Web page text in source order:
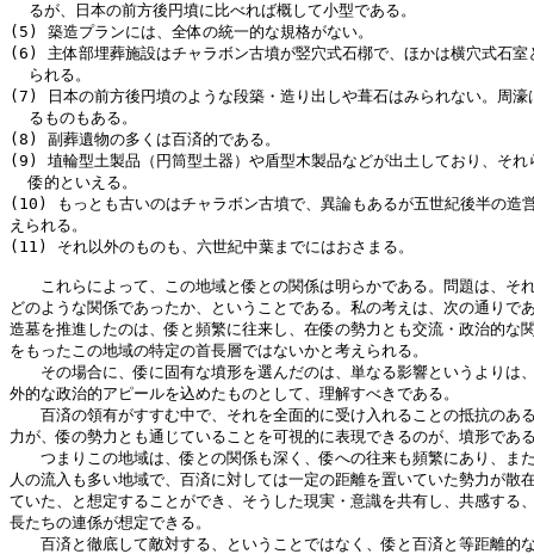
  るが、日本の前方後円墳に比べれば概して小型である。
(5) 築造プランには、全体の統一的な規格がない。
(6) 主体部埋葬施設はチャラボン古墳が竪穴式石槨で、ほかは横穴式石室
  られる。
(7) 日本の前方後円墳のような段築・造り出しや葺石はみられない。周濠
  るものもある。
(8) 副葬遺物の多くは百済的である。
(9) 埴輪型土製品（円筒型土器）や盾型木製品などが出土しており、それ
  倭的といえる。
(10) もっとも古いのはチャラボン古墳で、異論もあるが五世紀後半の造
えられる。
(11) それ以外のものも、六世紀中葉までにはおさまる。
これらによって、この地域と倭との関係は明らかである。問題は、そ
どのような関係であったか、ということである。私の考えは、次の通りで
造墓を推進したのは、倭と頻繁に往来し、在倭の勢力とも交流・政治的な
をもったこの地域の特定の首長層ではないかと考えられる。
その場合に、倭に固有な墳形を選んだのは、単なる影響というよりは
外的な政治的アピールを込めたものとして、理解すべきである。
百済の領有がすすむ中で、それを全面的に受け入れることの抵抗のあ
力が、倭の勢力とも通じていることを可視的に表現できるのが、墳形であ
つまりこの地域は、倭との関係も深く、倭への往来も頻繁にあり、ま
人の流入も多い地域で、百済に対しては一定の距離を置いていた勢力が散
ていた、と想定することができ、そうした現実・意識を共有し、共感する
長たちの連係が想定できる。
百済と徹底して敵対する、ということではなく、倭と百済と等距離的